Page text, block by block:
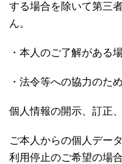
する場合を除いて第三
ん。
・本人のご了解がある
・法令等への協力のた
個人情報の開示、訂正
ご本人からの個人デー
利用停止のご希望の場